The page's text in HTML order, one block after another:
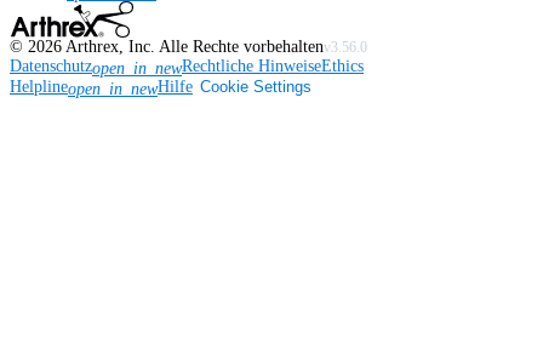
© 2026 Arthrex, Inc. Alle Rechte vorbehaltenv3.56.0
Datenschutzopen_in_newRechtliche HinweiseEthics
Helplineopen_in_newHilfe Cookie Settings